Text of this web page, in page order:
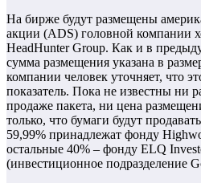
На бирже будут размещены
акции (ADS) головной компании
HeadHunter Group. Как и в
сумма размещения указана в
компании человек уточняет, что
показатель. Пока не известны ни
продаже пакета, ни цена
только, что бумаги будут
59,99% принадлежат фонду
остальные 40% – фонду ELQ
(инвестиционное подразделение